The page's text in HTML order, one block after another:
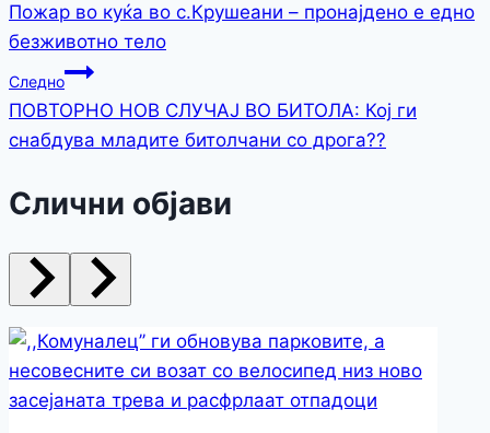
Пожар во куќа во с.Крушеани – пронајдено е едно
безживотно тело
Следно
ПОВТОРНО НОВ СЛУЧАЈ ВО БИТОЛА: Кој ги
снабдува младите битолчани со дрога??
Слични објави